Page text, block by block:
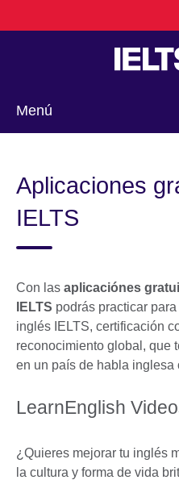
to
Menú
idioma
Aplicaciones
IELTS
Con las aplicaciónes
IELTS podrás practicar
inglés IELTS, certificación
reconocimiento global, que
en un país de habla inglesa
LearnEnglish
¿Quieres mejorar tu inglés
la cultura y forma de vida